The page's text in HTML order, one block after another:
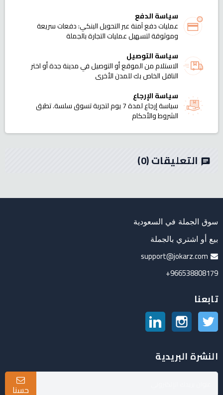
سياسة الدفع
عمليات دفع آمنة عبر التحويل البنكي: دفعات سريعة
وموثوقة لتسهيل عمليات التجارة بالجملة
سياسة التوصيل
الاستلام من الموقع أو التوصيل في مدينة جدة أو اختر
الناقل الخاص بك للمدن الأخرى
سياسة الإرجاع
سياسة إرجاع لمدة 7 يوم لتجربة تسوق سلسة. تطبق
الشروط والأحكام
chat التعليقات(0)
سوق الجملة في السعودية
بيع أو اشتري بالجملة
support@jokarz.com
966538808179+
تابعنا
تويتر انستغرام
النشرة البريدية
حسنا